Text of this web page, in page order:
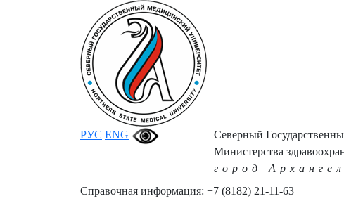
РУС ENG
Северный
Министерства
город
Справочная информация: +7 (8182) 21-11-63